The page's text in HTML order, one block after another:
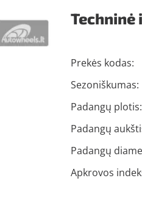
Prekės kodas:
Sezoniškumas:
Padangų plotis:
Padangų
Padangų
Apkrovos